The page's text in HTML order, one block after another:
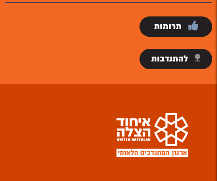
תרומות
להתנדבות